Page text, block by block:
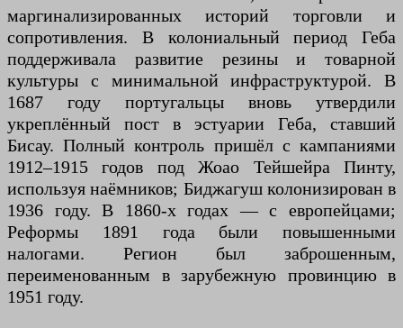
маргинализированных историй торговли и
сопротивления. В колониальный период Геба
поддерживала развитие резины и товарной
культуры с минимальной инфраструктурой. В
1687 году португальцы вновь утвердили
укреплённый пост в эстуарии Геба, ставший
Бисау. Полный контроль пришёл с кампаниями
1912–1915 годов под Жоао Тейшейра Пинту,
используя наёмников; Биджагуш колонизирован в
1936 году. В 1860-х годах — с европейцами;
Реформы 1891 года были повышенными
налогами. Регион был заброшенным,
переименованным в зарубежную провинцию в
1951 году.